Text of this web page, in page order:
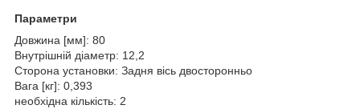
Параметри
Довжина [мм]: 80
Внутрішній діаметр: 12,2
Сторона установки: Задня вісь двосторонньо
Вага [кг]: 0,393
необхідна кількість: 2